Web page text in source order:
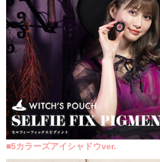
■5カラーズアイシャドウver.